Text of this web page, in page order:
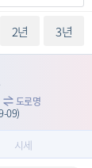
2년 3년
도로명
09)
시세